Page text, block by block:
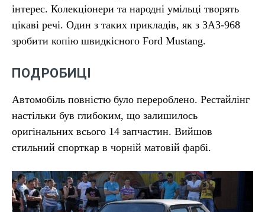
інтерес. Колекціонери та народні умільці творять
цікаві речі. Один з таких прикладів, як з ЗАЗ-968
зробити копію швидкісного Ford Mustang.
ПОДРОБИЦІ
Автомобіль повністю було перероблено. Рестайлінг
настільки був глибоким, що залишилось
оригінальних всього 14 запчастин. Вийшов
стильний спорткар в чорній матовій фарбі.